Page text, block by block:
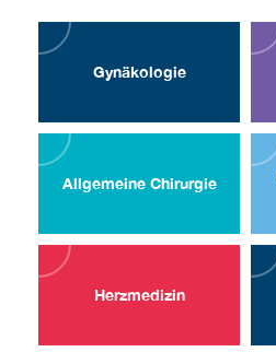
Gynä­kologie
Allgemeine Chirurgie
Herz­medizin